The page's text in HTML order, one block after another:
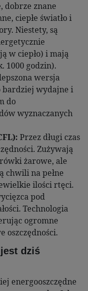
dobrze znane
ciepłe światło i
Niestety, są
w ciepło) i mają
1000 godzin).
wersja
bardziej wydajne i
do
wyznaczanych
Przez długi czas
Zużywają
żarowe, ale
chwili na pełne
ilości rtęci.
pod
Technologia
ogromne
oszczędności.
dziś
energooszczędne